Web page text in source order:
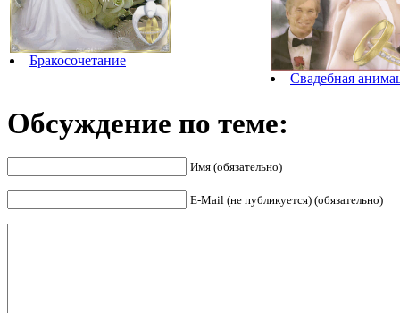
Бракосочетание
Свадебная
Обсуждение по теме:
Имя (обязательно)
E-Mail (не публикуется) (обязательно)